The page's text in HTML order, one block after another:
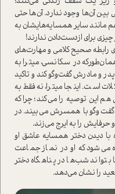
بین آن‌ها وجود ندارد. آن‌ها حتي
مانند ساير همسايه‌هايشان به
برای از‌دست‌دادن ندارند!
رابطه صحیح کلامی و مهارت‌های
در سكانسي، ميترا به
و مادرش گفت‌وگو کند و تاكيد
ا‌ست. اينجا ميترا، نه‌فقط به
اين توصيه را مي‌كند؛ چرا كه
با همسرش مي‌بيند. در
را به ايرج مي‌زند.
با ديدن دختر همسایه عاشق او
می‌شود كه او در نماز جماعت
شب‌ها در پناهگاه دختر
را نشان می‌دهد.